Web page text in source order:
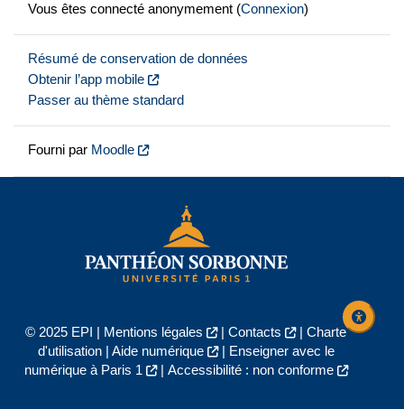
Vous êtes connecté anonymement (Connexion)
Résumé de conservation de données
Obtenir l’app mobile
Passer au thème standard
Fourni par Moodle
© 2025 EPI | Mentions légales | Contacts | Charte
d'utilisation| Aide numérique |
Enseigner avec le
numérique à Paris 1
| Accessibilité : non conforme